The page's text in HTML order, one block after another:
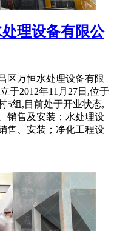
理设备有限公
区万恒水处理设备有限
于2012年11月27日,位于
5组,目前处于开业状态,
销售及安装；水处理设
售、安装；净化工程设